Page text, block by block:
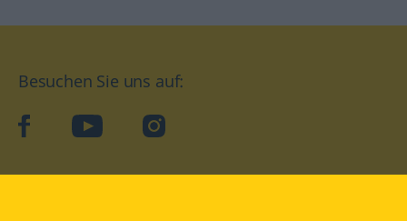
Besuchen Sie uns auf:
facebookYouTube Instagram